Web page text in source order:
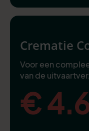
Crematie
Voor een
van de
€